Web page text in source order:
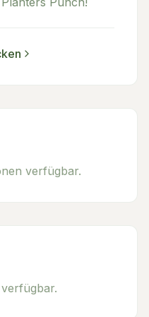
verfügbar.